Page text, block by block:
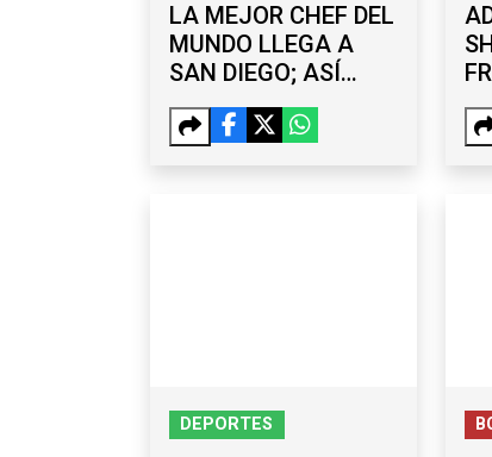
LA MEJOR CHEF DEL
MUNDO LLEGA A
SAN DIEGO; ASÍ
SERÁ LA
EXPERIENCIA
DEPORTES